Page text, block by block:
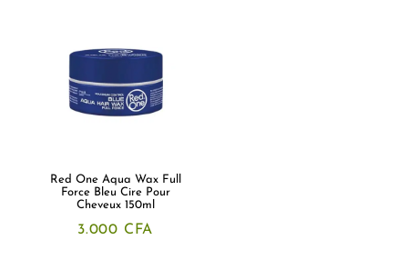
Red One Aqua Wax Full
Force Bleu Cire Pour
Cheveux 150ml
3.000 CFA